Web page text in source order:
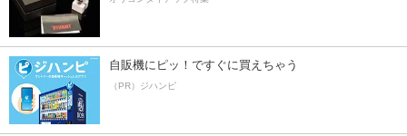
自販機にピッ！ですぐに買えちゃう
（PR）ジハンピ